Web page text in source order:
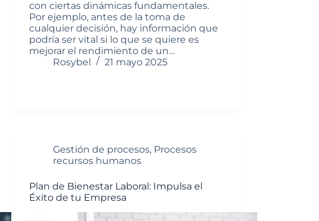
con ciertas dinámicas fundamentales.
Por ejemplo, antes de la toma de
cualquier decisión, hay información que
podría ser vital si lo que se quiere es
mejorar el rendimiento de un…
Rosybel
21 mayo 2025
Gestión de procesos, Procesos
recursos humanos
Plan de Bienestar Laboral: Impulsa el
Éxito de tu Empresa